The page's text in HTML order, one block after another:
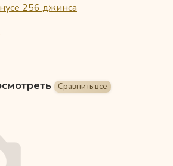
256 джинса